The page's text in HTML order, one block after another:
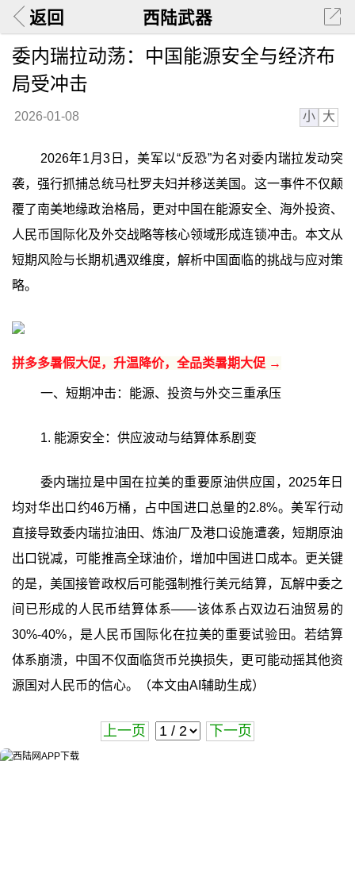
返回 西陆武器
委内瑞拉动荡：中国能源安全与经济布
局受冲击
2026-01-08 小 大
2026年1月3日，美军以“反恐”为名对委内瑞拉发动突
袭，强行抓捕总统马杜罗夫妇并移送美国。这一事件不仅颠
覆了南美地缘政治格局，更对中国在能源安全、海外投资、
人民币国际化及外交战略等核心领域形成连锁冲击。本文从
短期风险与长期机遇双维度，解析中国面临的挑战与应对策
略。
拼多多暑假大促，升温降价，全品类暑期大促 →
一、短期冲击：能源、投资与外交三重承压
1. 能源安全：供应波动与结算体系剧变
委内瑞拉是中国在拉美的重要原油供应国，2025年日
均对华出口约46万桶，占中国进口总量的2.8%。美军行动
直接导致委内瑞拉油田、炼油厂及港口设施遭袭，短期原油
出口锐减，可能推高全球油价，增加中国进口成本。更关键
的是，美国接管政权后可能强制推行美元结算，瓦解中委之
间已形成的人民币结算体系——该体系占双边石油贸易的
30%-40%，是人民币国际化在拉美的重要试验田。若结算
体系崩溃，中国不仅面临货币兑换损失，更可能动摇其他资
源国对人民币的信心。（本文由AI辅助生成）
上一页 下一页